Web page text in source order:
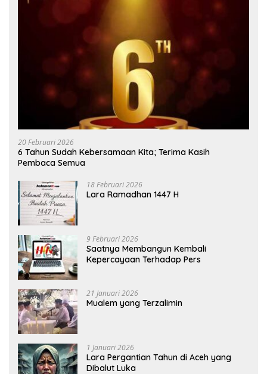
20 Februari 2026
6 Tahun Sudah Kebersamaan Kita; Terima Kasih
Pembaca Semua
18 Februari 2026
Lara Ramadhan 1447 H
9 Februari 2026
Saatnya Membangun Kembali
Kepercayaan Terhadap Pers
21 Januari 2026
Mualem yang Terzalimin
1 Januari 2026
Lara Pergantian Tahun di Aceh yang
Dibalut Luka